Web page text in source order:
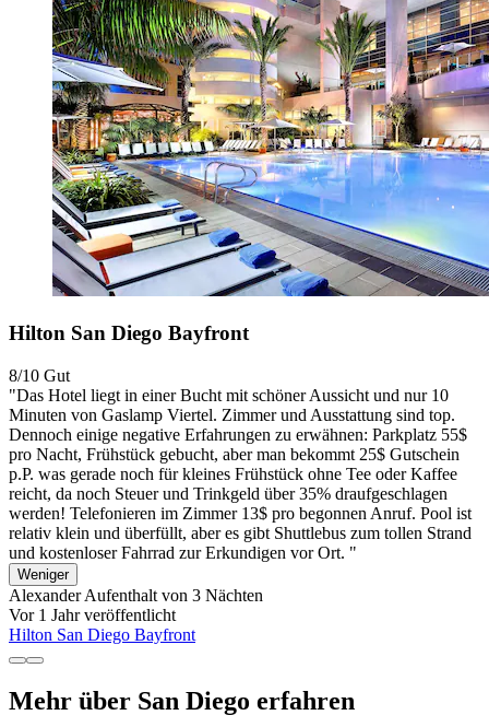
Hilton San Diego Bayfront
8/10 Gut
"Das Hotel liegt in einer Bucht mit schöner Aussicht und nur 10
Minuten von Gaslamp Viertel. Zimmer und Ausstattung sind top.
Dennoch einige negative Erfahrungen zu erwähnen: Parkplatz 55$
pro Nacht, Frühstück gebucht, aber man bekommt 25$ Gutschein
p.P. was gerade noch für kleines Frühstück ohne Tee oder Kaffee
reicht, da noch Steuer und Trinkgeld über 35% draufgeschlagen
werden! Telefonieren im Zimmer 13$ pro begonnen Anruf. Pool ist
relativ klein und überfüllt, aber es gibt Shuttlebus zum tollen Strand
und kostenloser Fahrrad zur Erkundigen vor Ort. "
Weniger
AlexanderAufenthalt von 3 Nächten
Vor 1 Jahr veröffentlicht
Hilton San Diego Bayfront
Mehr über San Diego erfahren